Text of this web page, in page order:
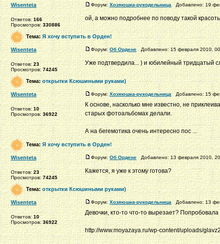
Wisenteta
Ответов:166
Просмотров:330886
Форум:Хозяюшка-рукодельницаДобавлено: 19
ой, а можно подробнее по поводу такой
Тема:Я хочу вступить в Орден!
Wisenteta
Ответов:23
Просмотров:74245
Форум:Об ОрденеДобавлено: 15 февраля 2010,
Уже подтвердила... ) и юбилейный тридцатый
Тема:открытки Ксюшиными руками)
Wisenteta
Ответов:10
Просмотров:36922
Форум:Хозяюшка-рукодельницаДобавлено: 15
К основе, насколько мне известно, не
старых фотоальбомах делали.
А на бегемотика очень интересно пос ...
Тема:Я хочу вступить в Орден!
Wisenteta
Ответов:23
Просмотров:74245
Форум:Об ОрденеДобавлено: 13 февраля 2010,
Кажется, я уже к этому готова?
Тема:открытки Ксюшиными руками)
Wisenteta
Ответов:10
Просмотров:36922
Форум:Хозяюшка-рукодельницаДобавлено: 13
Девочки, кто-то что-то вырезает? Попробовала
http://www.moyazaya.ru/wp-content/uploads/